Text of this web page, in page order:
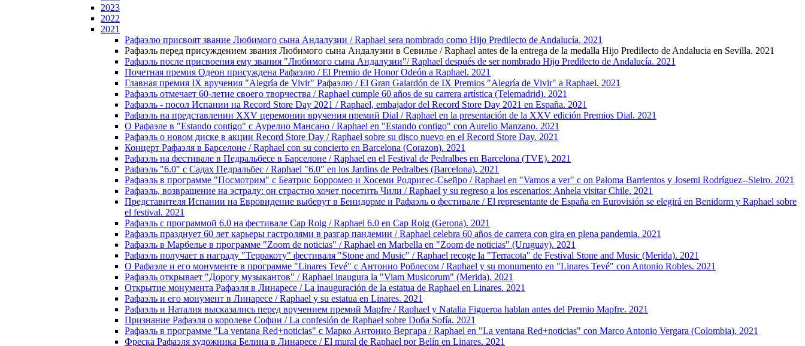
2023
2022
2021
Рафаэлю присвоят звание Любимого сына Андалузии / Raphael sera nombrado como Hijo Predilecto de Andalucía. 2021
Рафаэль перед присуждением звания Любимого сына Андалузии в Севилье / Raphael antes de la entrega de la medalla Hijo Predilecto de Andalucia en Sevilla. 2021
Рафаэль после присвоения ему звания "Любимого сына Андалузии"/ Raphael después de ser nombrado Hijo Predilecto de Andalucía. 2021
Почетная премия Одеон присуждена Рафаэлю / El Premio de Honor Odeón a Raphael. 2021
Главная премия IХ вручения "Alegría de Vivir" Рафаэлю / El Gran Galardón de IX Premios "Alegría de Vivir" a Raphael. 2021
Рафаэль отмечает 60-летие своего творчества / Raphael cumple 60 años de su carrera artística (Telemadrid). 2021
Рафаэль - посол Испании на Record Store Day 2021 / Raphael, embajador del Record Store Day 2021 en España. 2021
Рафаэль на представлении XXV церемонии вручения премий Dial / Raphael en la presentación de la XXV edición Premios Dial. 2021
О Рафаэле в "Estando contigo" с Аурелио Мансано / Raphael en "Estando contigo" con Aurelio Manzano. 2021
Рафаэль о новом диске в акции Record Store Day / Raphael sobre su disco nuevo en el Record Store Day. 2021
Концерт Рафаэля в Барселоне / Raphael con su concierto en Barcelona (Corazon). 2021
Рафаэль на фестивале в Педральбесе в Барселоне / Raphael en el Festival de Pedralbes en Barcelona (TVE). 2021
Рафаэль "6.0" с Садах Педральбес / Raphael "6.0" en los Jardins de Pedralbes (Barcelona). 2021
Рафаэль в программе "Посмотрим" с Беатрис Борромео и Хосеми Родригес-Сьейро / Raphael en "Vamos a ver" c on Paloma Barrientos y Josemi Rodríguez--Sieiro. 2021
Рафаэль, возвращение на эстраду: он страстно хочет посетить Чили / Raphael y su regreso a los escenarios: Anhela visitar Chile. 2021
Представителя Испании на Евровидение выберут в Бенидорме и Рафаэль о фестивале / El representante de España en Eurovisión se elegirá en Benidorm y Raphael sobre
el festival. 2021
Рафаэль с программой 6.0 на фестивале Cap Roig / Raphael 6.0 en Cap Roig (Gerona). 2021
Рафаэль празднует 60 лет карьеры гастролями в разгар пандемии / Raphael celebra 60 años de carrera con gira en plena pandemia. 2021
Рафаэль в Марбелье в программе "Zoom de noticias" / Raphael en Marbella en "Zoom de noticias" (Uruguay). 2021
Рафаэль получает в награду "Терракоту" фестиваля "Stone and Music" / Raphael recoge la "Terracota" de Festival Stone and Music (Merida). 2021
О Рафаэле и его монументе в программе "Linares Tevé" с Антонио Роблесом / Raphael y su monumento en "Linares Tevé" con Antonio Robles. 2021
Рафаэль открывает "Дорогу музыкантов" / Raphael inaugura la "Viam Musicorum" (Merida). 2021
Открытие монумента Рафаэля в Линаресе / La inauguración de la estatua de Raphael en Linares. 2021
Рафаэль и его монумент в Линаресе / Raphael y su estatua en Linares. 2021
Рафаэль и Наталия высказались перед вручением премий Mapfre / Raphael y Natalia Figueroa hablan antes del Premio Mapfre. 2021
Признание Рафаэля о королеве Софии / La confesión de Raphael sobre Doña Sofía. 2021
Рафаэль в программе "La ventana Red+noticias" с Марко Антонио Вергара / Raphael en "La ventana Red+noticias" con Marco Antonio Vergara (Colombia). 2021
Фреска Рафаэля художника Белина в Линаресе / El mural de Raphael por Belín en Linares. 2021